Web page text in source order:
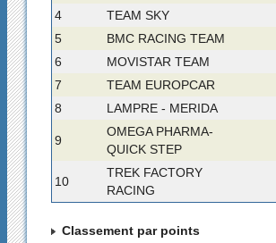
4 TEAM SKY
5
BMC RACING TEAM
6
MOVISTAR TEAM
7
TEAM EUROPCAR
8
LAMPRE - MERIDA
9
OMEGA PHARMA-
QUICK STEP
10
TREK FACTORY
RACING
Classement par points